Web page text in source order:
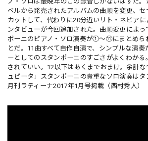
ベルから発売されたアルバムの曲順を変更、
カットして、代わりに20分近いリト・ネビア
ンタビューが今回追加された。曲順変更によっ
ポーニのピアノ・ソロ演奏が①〜⑪にまとめら
とだ。11曲すべて自作自演で、シンプルな演奏
ーとしてのスタンポーニのすごさがよくわか
されていい。12以下はあくまでおまけ。余計
ュピータ」スタンポーニの貴重なソロ演奏はタ
月刊ラティーナ2017年1月号掲載（西村秀人）